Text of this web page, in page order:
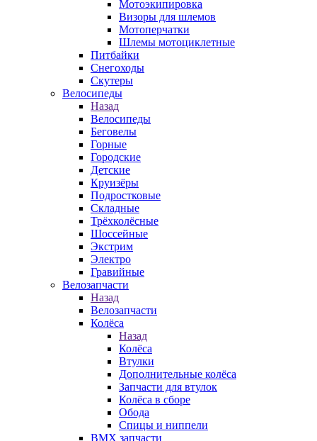
Мотоэкипировка
Визоры для шлемов
Мотоперчатки
Шлемы мотоциклетные
Питбайки
Снегоходы
Скутеры
Велосипеды
Назад
Велосипеды
Беговелы
Горные
Городские
Детские
Круизёры
Подростковые
Складные
Трёхколёсные
Шоссейные
Экстрим
Электро
Гравийные
Велозапчасти
Назад
Велозапчасти
Колёса
Назад
Колёса
Втулки
Дополнительные колёса
Запчасти для втулок
Колёса в сборе
Обода
Спицы и ниппели
BMX запчасти